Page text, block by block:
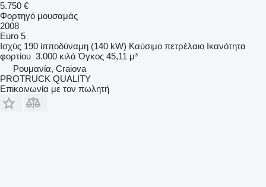
5.750 €
Φορτηγό μουσαμάς
2008
Euro 5
Ισχύς 190 ίπποδύναμη (140 kW) Καύσιμο πετρέλαιο Ικανότητα
φορτίου 3.000 κιλά Όγκος 45,11 μ³
Ρουμανία, Craiova
PROTRUCK QUALITY
Επικοινωνία με τον πωλητή